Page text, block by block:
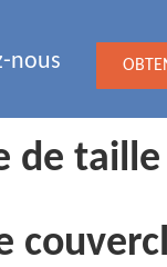
nous
de taille